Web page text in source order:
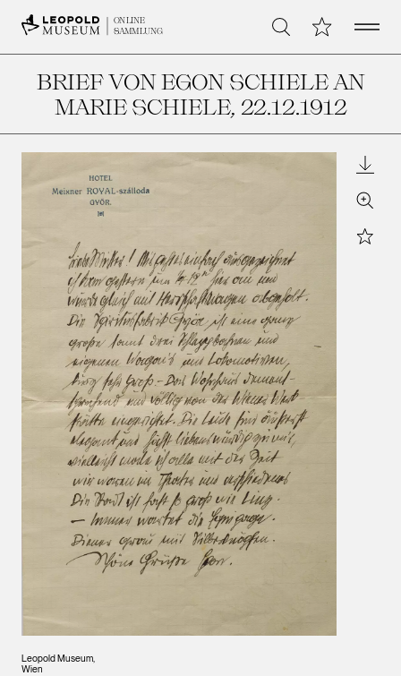
ONLINE
SAMMLUNG
Suche Meine Open
BRIEF VON EGON SCHIELE AN
MARIE SCHIELE, 22.12.1912
Leopold Museum,
Wien
Zoom
Star